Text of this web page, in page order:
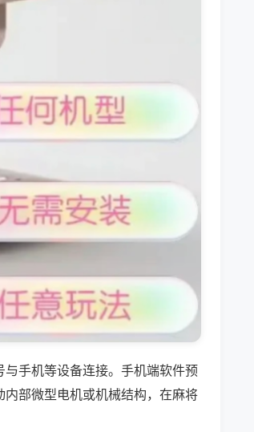
手机等设备连接。手机端软件预
部微型电机或机械结构，在麻将